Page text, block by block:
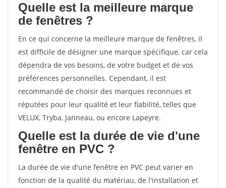
Quelle est la meilleure marque
de fenêtres ?
En ce qui concerne la meilleure marque de fenêtres, il
est difficile de désigner une marque spécifique, car cela
dépendra de vos besoins, de votre budget et de vos
préférences personnelles. Cependant, il est
recommandé de choisir des marques reconnues et
réputées pour leur qualité et leur fiabilité, telles que
VELUX, Tryba, Janneau, ou encore Lapeyre.
Quelle est la durée de vie d'une
fenêtre en PVC ?
La durée de vie d'une fenêtre en PVC peut varier en
fonction de la qualité du matériau, de l'installation et